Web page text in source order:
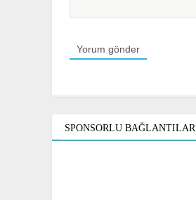
SPONSORLU BAĞLANTILAR